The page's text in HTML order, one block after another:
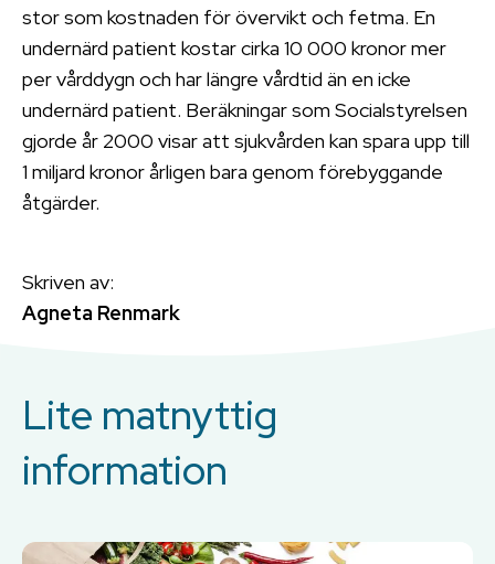
stor som kostnaden för övervikt och fetma. En
undernärd patient kostar cirka 10 000 kronor mer
per vårddygn och har längre vårdtid än en icke
undernärd patient. Beräkningar som Socialstyrelsen
gjorde år 2000 visar att sjukvården kan spara upp till
1 miljard kronor årligen bara genom förebyggande
åtgärder.
Skriven av:
Agneta Renmark
Lite matnyttig
information